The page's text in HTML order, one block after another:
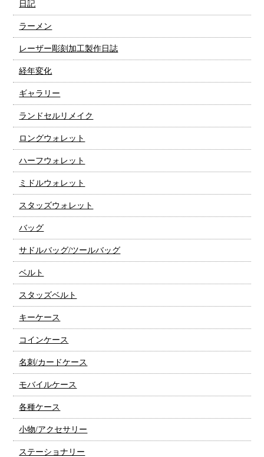
日記
ラーメン
レーザー彫刻加工製作日誌
経年変化
ギャラリー
ランドセルリメイク
ロングウォレット
ハーフウォレット
ミドルウォレット
スタッズウォレット
バッグ
サドルバッグ/ツールバッグ
ベルト
スタッズベルト
キーケース
コインケース
名刺/カードケース
モバイルケース
各種ケース
小物/アクセサリー
ステーショナリー